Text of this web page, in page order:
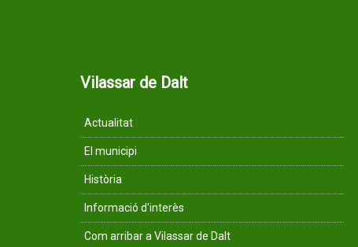
Vilassar de Dalt
Actualitat
El municipi
Història
Informació d'interès
Com arribar a Vilassar de Dalt